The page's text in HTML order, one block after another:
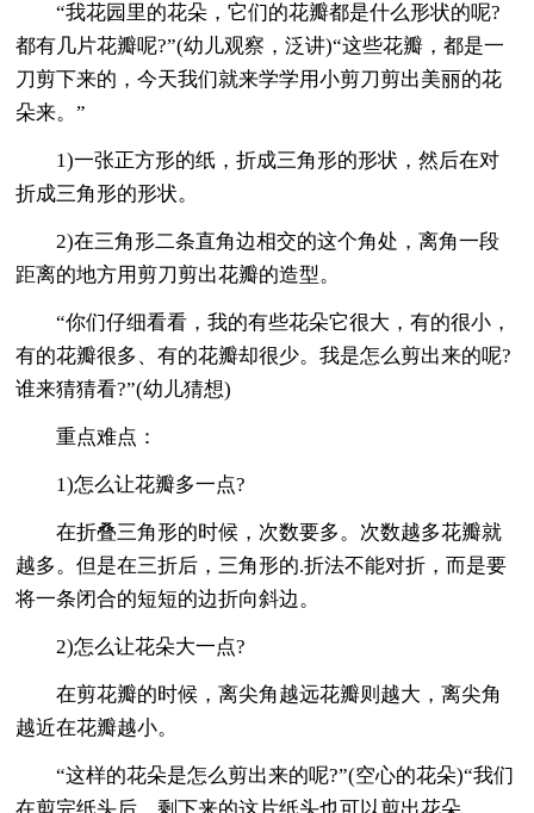
“我花园里的花朵，它们的花瓣都是什么形状的呢?
都有几片花瓣呢?”(幼儿观察，泛讲)“这些花瓣，都是一
刀剪下来的，今天我们就来学学用小剪刀剪出美丽的花
朵来。”
1)一张正方形的纸，折成三角形的形状，然后在对
折成三角形的形状。
2)在三角形二条直角边相交的这个角处，离角一段
距离的地方用剪刀剪出花瓣的造型。
“你们仔细看看，我的有些花朵它很大，有的很小，
有的花瓣很多、有的花瓣却很少。我是怎么剪出来的呢?
谁来猜猜看?”(幼儿猜想)
重点难点：
1)怎么让花瓣多一点?
在折叠三角形的时候，次数要多。次数越多花瓣就
越多。但是在三折后，三角形的.折法不能对折，而是要
将一条闭合的短短的边折向斜边。
2)怎么让花朵大一点?
在剪花瓣的时候，离尖角越远花瓣则越大，离尖角
越近在花瓣越小。
“这样的花朵是怎么剪出来的呢?”(空心的花朵)“我们